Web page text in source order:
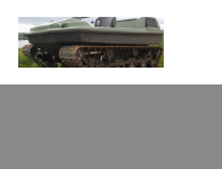
Перейти